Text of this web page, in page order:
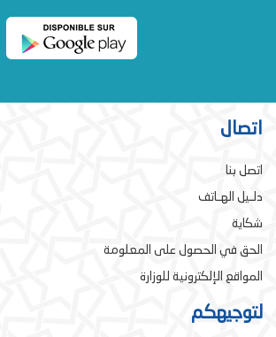
اتصال
اتصل بنا
دلـيل الهـاتف
شكاية
الحق في الحصول على المعلومة
المواقع الإلكترونية للوزارة
لتوجيهكم